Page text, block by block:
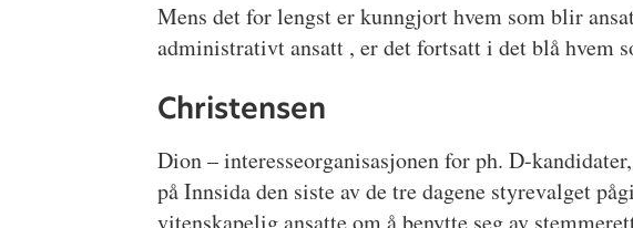
Mens det for lengst er kunngjort hvem som blir
administrativt ansatt , er det fortsatt i det blå hvem
Christensen
Dion – interesseorganisasjonen for ph. D-
på Innsida den siste av de tre dagene styrevalget
vitenskapelig ansatte om å benytte seg av